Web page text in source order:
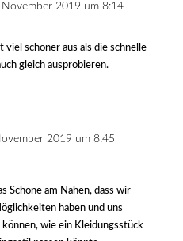
November 2019 um 8:14
viel schöner aus als die schnelle
gleich ausprobieren.
2019 um 8:45
Schöne am Nähen, dass wir
haben und uns
wie ein Kleidungsstück